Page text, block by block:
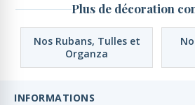
Plus de décoration
Nos Rubans, Tulles et
Organza
INFORMATIONS